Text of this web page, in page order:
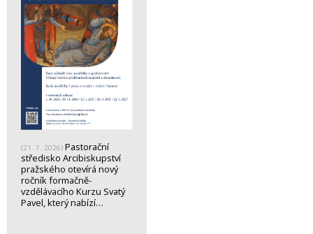
(21. 7. 2026) Pastorační
středisko Arcibiskupství
pražského otevírá nový
ročník formačně-
vzdělávacího Kurzu Svatý
Pavel, který nabízí…